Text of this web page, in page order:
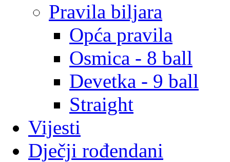
Pravila biljara
Opća pravila
Osmica - 8 ball
Devetka - 9 ball
Straight
Vijesti
Dječji rođendani